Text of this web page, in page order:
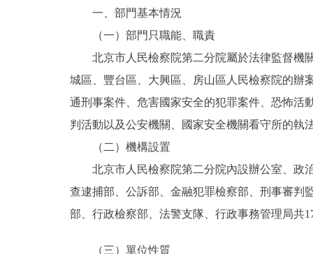
政策兌現
決策公開
政務服務
個人服務
便民服務
一、部門基本情況
（一）部門只職能、職責
北京市人民檢察院第二分院屬於法律監督機關
城區、豐台區、大興區、房山區人民檢察院的辦
通刑事案件、危害國家安全的犯罪案件、恐怖活
判活動以及公安機關、國家安全機關看守所的執
（二）機構設置
北京市人民檢察院第二分院內設辦公室、政治
查逮捕部、公訴部、金融犯罪檢察部、刑事審判
部、行政檢察部、法警支隊、行政事務管理局共
（三）單位性質